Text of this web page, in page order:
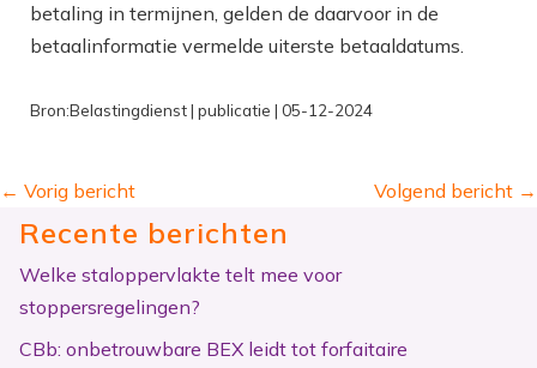
betaling in termijnen, gelden de daarvoor in de
betaalinformatie vermelde uiterste betaaldatums.
Bron:Belastingdienst | publicatie | 05-12-2024
← Vorig bericht Volgend bericht →
Recente berichten
Welke staloppervlakte telt mee voor
stoppersregelingen?
CBb: onbetrouwbare BEX leidt tot forfaitaire